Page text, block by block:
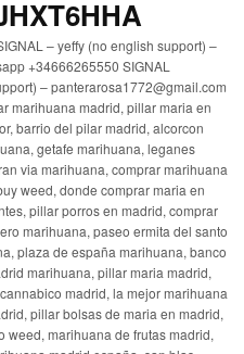
– yeffy (no english support) –
+34666265550 SIGNAL
– panterarosa1772@gmail.com
marihuana madrid, pillar maria en
barrio del pilar madrid, alcorcon
getafe marihuana, leganes
via marihuana, comprar marihuana
weed, donde comprar maria en
pillar porros en madrid, comprar
marihuana, paseo ermita del santo
plaza de españa marihuana, banco
marihuana, pillar maria madrid,
madrid, la mejor marihuana
pillar bolsas de maria en madrid,
weed, marihuana de frutas madrid,